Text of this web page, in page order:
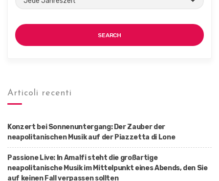
SEARCH
Articoli recenti
Konzert bei Sonnenuntergang: Der Zauber der
neapolitanischen Musik auf der Piazzetta di Lone
Passione Live: In Amalfi steht die großartige
neapolitanische Musik im Mittelpunkt eines Abends, den Sie
auf keinen Fall verpassen sollten